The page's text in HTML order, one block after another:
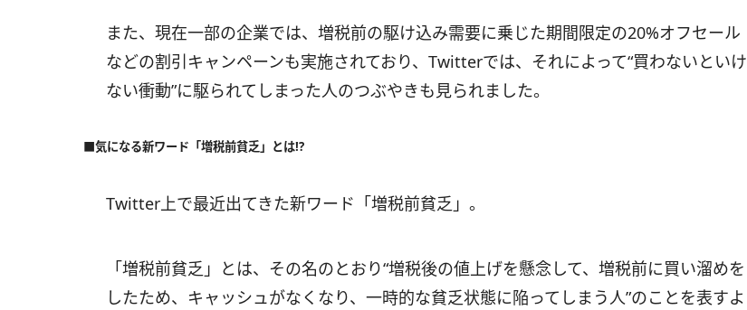
また、現在一部の企業では、増税前の駆け込み需要に乗じた期間限定の20%オフセール
などの割引キャンペーンも実施されており、Twitterでは、それによって“買わないといけ
ない衝動”に駆られてしまった人のつぶやきも見られました。
■気になる新ワード「増税前貧乏」とは!?
Twitter上で最近出てきた新ワード「増税前貧乏」。
「増税前貧乏」とは、その名のとおり“増税後の値上げを懸念して、増税前に買い溜めを
したため、キャッシュがなくなり、一時的な貧乏状態に陥ってしまう人”のことを表すよ